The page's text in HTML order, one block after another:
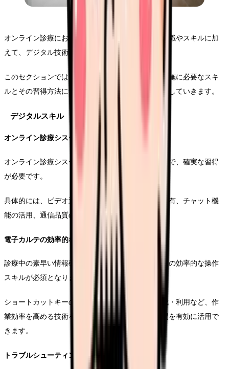
オンライン診療において、看護師には従来の医療知識やスキルに加
えて、デジタル技術の活用能力が求められます。
このセクションでは、効果的なオンライン診療の実施に必要なスキ
ルとその習得方法について、実践的な視点から解説していきます。
デジタルスキル
オンライン診療システムの運用技術
オンライン診療システムの基本操作から応用機能まで、確実な習得
が必要です。
具体的には、ビデオ通話の後半開始・終了、画面共有、チャット機
能の活用、通信品質の調整などが含まれます。
電子カルテの効率的な操作
診療中の素早い情報確認と記録のため、電子カルテの効率的な操作
スキルが必須となります。
ショートカットキーの活用や、テンプレートの作成・利用など、作
業効率を高める技術を身につけることで、診療時間を有効に活用で
きます。
トラブルシューティング能力